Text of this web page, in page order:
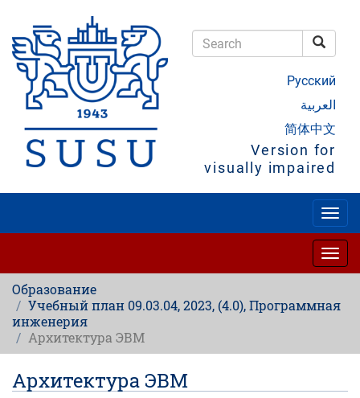
main
content
Русский
العربية
简体中文
Version for
visually impaired
Образование
Учебный план 09.03.04, 2023, (4.0), Программная
инженерия
Архитектура ЭВМ
Архитектура ЭВМ